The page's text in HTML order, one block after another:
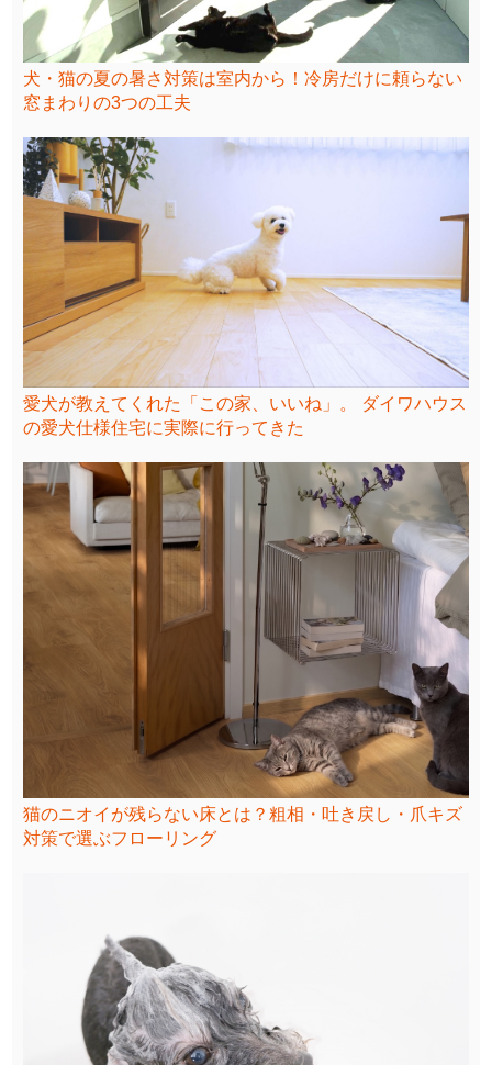
犬・猫の夏の暑さ対策は室内から！冷房だけに頼らない
窓まわりの3つの工夫
愛犬が教えてくれた「この家、いいね」。 ダイワハウス
の愛犬仕様住宅に実際に行ってきた
猫のニオイが残らない床とは？粗相・吐き戻し・爪キズ
対策で選ぶフローリング